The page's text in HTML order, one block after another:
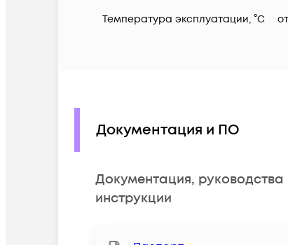
Температура эксплуатации, °C
Документация и ПО
Документация, руководства
инструкции